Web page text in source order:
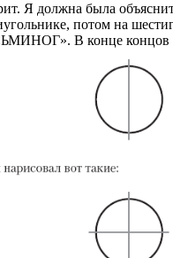
Я должна была
потом на
В конце